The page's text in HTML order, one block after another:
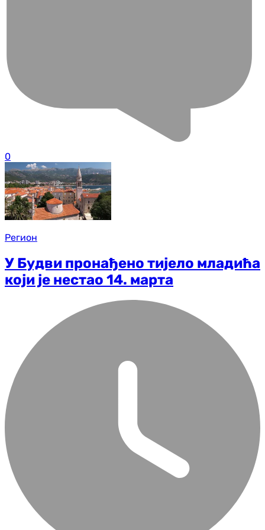
0
Регион
У Будви пронађено тијело младића
који је нестао 14. марта